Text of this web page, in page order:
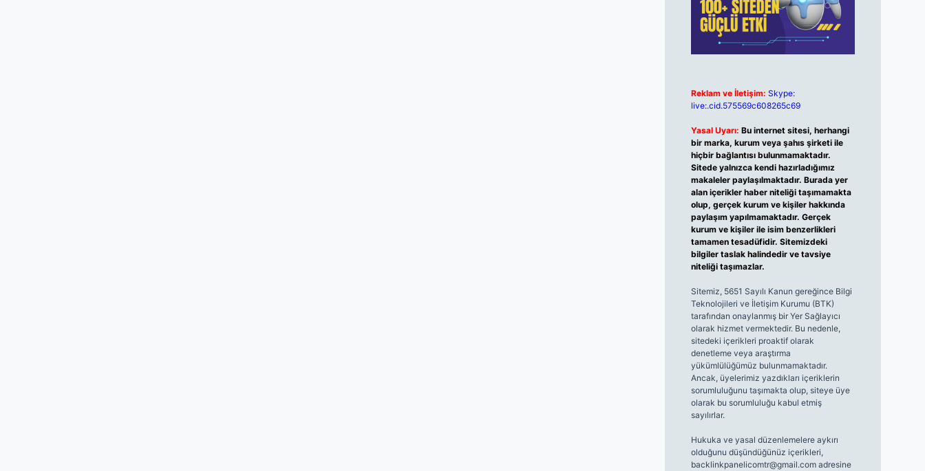
Reklam ve İletişim: Skype:
live:.cid.575569c608265c69
Yasal Uyarı: Bu internet sitesi, herhangi
bir marka, kurum veya şahıs şirketi ile
hiçbir bağlantısı bulunmamaktadır.
Sitede yalnızca kendi hazırladığımız
makaleler paylaşılmaktadır. Burada yer
alan içerikler haber niteliği taşımamakta
olup, gerçek kurum ve kişiler hakkında
paylaşım yapılmamaktadır. Gerçek
kurum ve kişiler ile isim benzerlikleri
tamamen tesadüfidir. Sitemizdeki
bilgiler taslak halindedir ve tavsiye
niteliği taşımazlar.
Sitemiz, 5651 Sayılı Kanun gereğince Bilgi
Teknolojileri ve İletişim Kurumu (BTK)
tarafından onaylanmış bir Yer Sağlayıcı
olarak hizmet vermektedir. Bu nedenle,
sitedeki içerikleri proaktif olarak
denetleme veya araştırma
yükümlülüğümüz bulunmamaktadır.
Ancak, üyelerimiz yazdıkları içeriklerin
sorumluluğunu taşımakta olup, siteye üye
olarak bu sorumluluğu kabul etmiş
sayılırlar.
Hukuka ve yasal düzenlemelere aykırı
olduğunu düşündüğünüz içerikleri,
backlinkpanelicomtr@gmail.comadresine